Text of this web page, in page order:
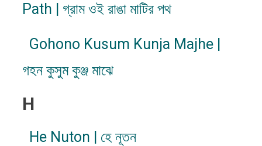
Path | গ্রাম ওই রাঙা মাটির পথ
Gohono Kusum Kunja Majhe |
গহন কুসুম কুঞ্জ মাঝে
H
He Nuton | হে নূতন